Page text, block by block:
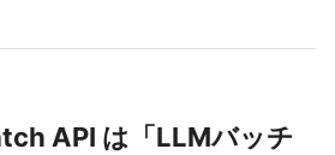
API は「LLMバッチ